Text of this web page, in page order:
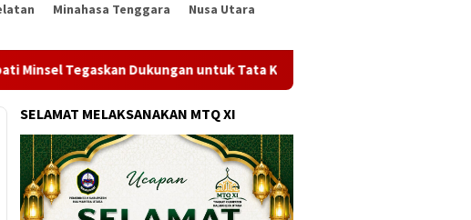
Minahasa Tenggara
Nusa Utara
Tegaskan Dukungan untuk Tata Kelola Desa
SELAMAT MELAKSANAKAN MTQ XI